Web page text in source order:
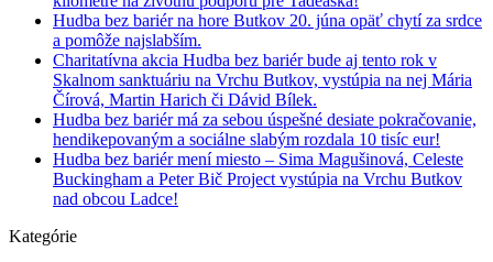
Hudba bez bariér na hore Butkov 20. júna opäť chytí za srdce
a pomôže najslabším.
Charitatívna akcia Hudba bez bariér bude aj tento rok v
Skalnom sanktuáriu na Vrchu Butkov, vystúpia na nej Mária
Čírová, Martin Harich či Dávid Bílek.
Hudba bez bariér má za sebou úspešné desiate pokračovanie,
hendikepovaným a sociálne slabým rozdala 10 tisíc eur!
Hudba bez bariér mení miesto – Sima Magušinová, Celeste
Buckingham a Peter Bič Project vystúpia na Vrchu Butkov
nad obcou Ladce!
Kategórie